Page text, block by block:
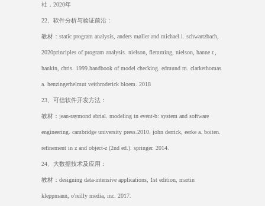
社， 2020年
22 、软件分析与验证前沿：
教材： static program analysis, anders møller and michael i. schwartzbach,
2020principles of program analysis. nielson, flemming, nielson, hanne r.,
hankin, chris. 1999.handbook of model checking. edmund m. clarkethomas
a. henzingerhelmut veithroderick bloem. 2018
23 、可信软件开发方法：
教材： jean-raymond abrial. modeling in event-b: system and software
engineering. cambridge university press.2010. john derrick, eerke a. boiten.
refinement in z and object-z (2nd ed.). springer. 2014.
24 、大数据技术及应用：
教材： designing data-intensive applications, 1st edition, martin
kleppmann, o'reilly media, inc. 2017.